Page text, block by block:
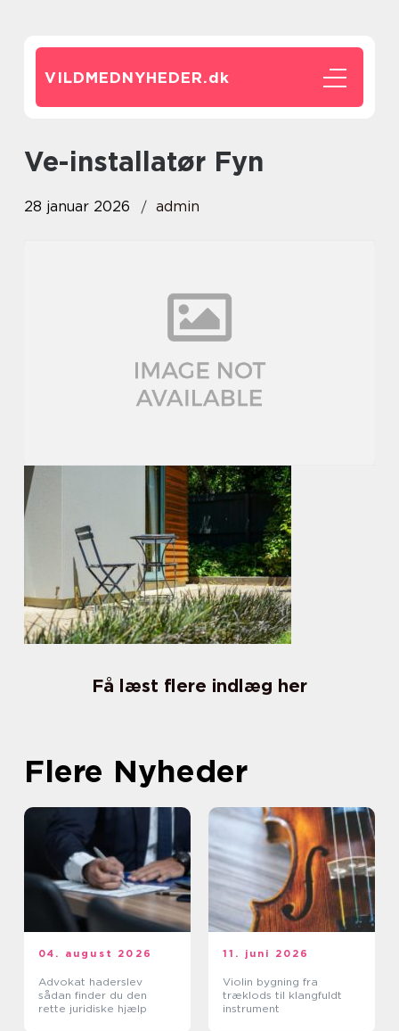
VILDMEDNYHEDER.dk
Ve-installatør Fyn
28 januar 2026 admin
Få læst flere indlæg her
Flere Nyheder
04. august 2026
Advokat haderslev
sådan finder du den
rette juridiske hjælp
11. juni 2026
Violin bygning fra
træklods til klangfuldt
instrument